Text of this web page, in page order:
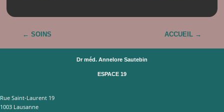
← SOINS ACCUEIL →
Dr méd. Annelore Sautebin
ESPACE 19
Rue Saint-Laurent 19
1003 Lausanne